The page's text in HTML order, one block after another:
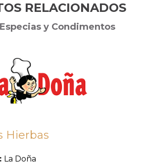
RELACIONADOS
Especias y Condimentos
Hierbas
La Doña